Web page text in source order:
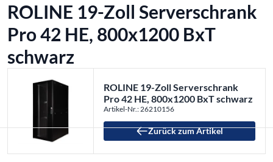
ROLINE 19-Zoll Serverschrank
Pro 42 HE, 800x1200 BxT
schwarz
ROLINE 19-Zoll Serverschrank
Pro 42 HE, 800x1200 BxT schwarz
Artikel-Nr.: 26210156
Zurück zum Artikel